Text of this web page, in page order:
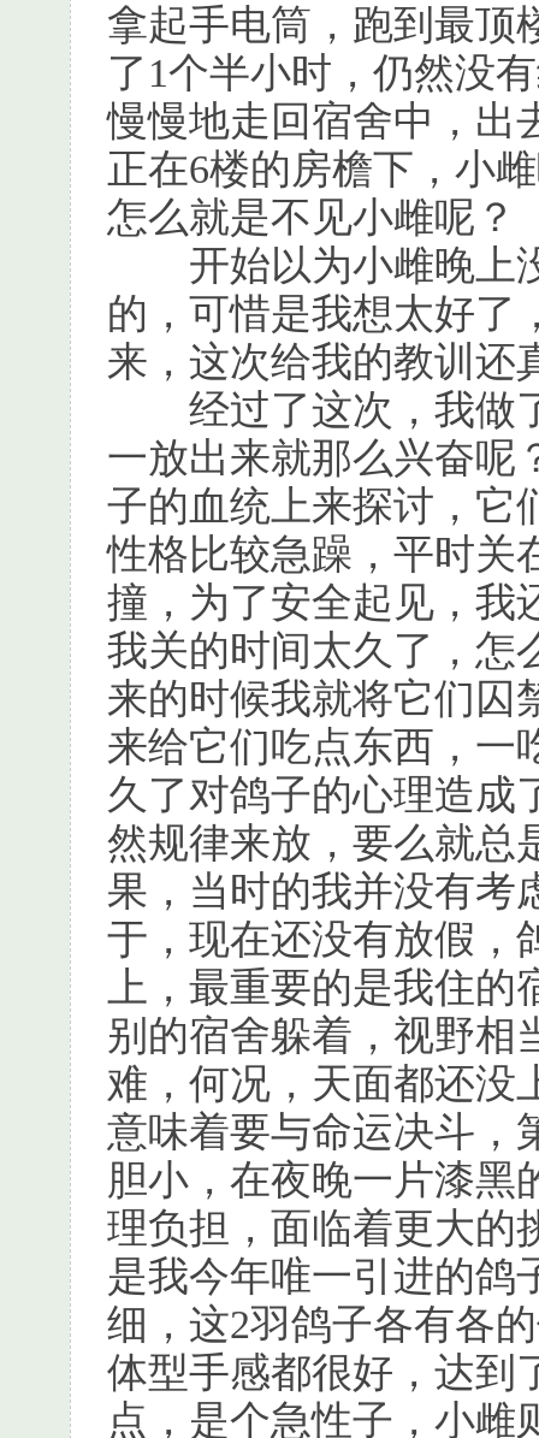
拿起手电筒，跑到最顶
了1个半小时，仍然没
慢慢地走回宿舍中，出
正在6楼的房檐下，小
怎么就是不见小雌呢？
开始以为小雌晚上
的，可惜是我想太好了
来，这次给我的教训还
经过了这次，我做
一放出来就那么兴奋呢
子的血统上来探讨，它
性格比较急躁，平时关
撞，为了安全起见，我
我关的时间太久了，怎
来的时候我就将它们囚
来给它们吃点东西，一
久了对鸽子的心理造成
然规律来放，要么就总
果，当时的我并没有考
于，现在还没有放假，
上，最重要的是我住
别的宿舍躲着，视野相
难，何况，天面都还没
意味着要与命运决斗，
胆小，在夜晚一片漆黑
理负担，面临着更大
是我今年唯一引进的鸽
细，这2羽鸽子各有各
体型手感都很好，达到
点，是个急性子，小雌